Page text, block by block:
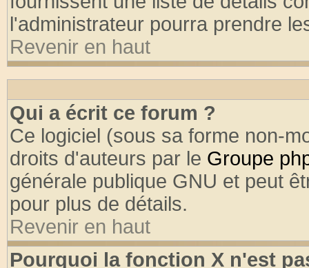
l'administrateur pourra prendre
Revenir en haut
Qui a écrit ce forum ?
Ce logiciel (sous sa forme non-
droits d'auteurs par le Groupe
générale publique GNU et peut
pour plus de détails.
Revenir en haut
Pourquoi la fonction X n'est